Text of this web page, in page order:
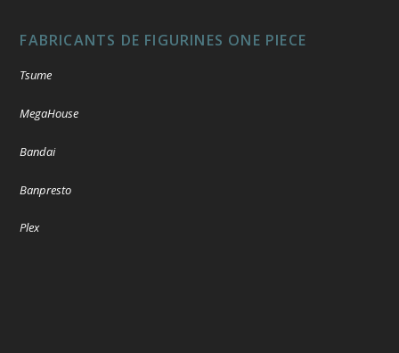
FABRICANTS DE FIGURINES ONE PIECE
Tsume
MegaHouse
Bandai
Banpresto
Plex